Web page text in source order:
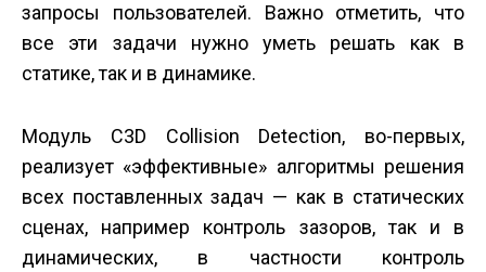
запросы пользователей. Важно отметить, что
все эти задачи нужно уметь решать как в
статике, так и в динамике.
Модуль C3D Collision Detection, во-первых,
реализует «эффективные» алгоритмы решения
всех поставленных задач — как в статических
сценах, например контроль зазоров, так и в
динамических, в частности контроль